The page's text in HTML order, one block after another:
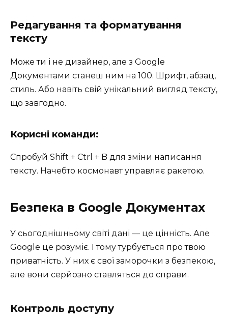
Редагування та форматування
тексту
Може ти і не дизайнер, але з Google
Документами станеш ним на 100. Шрифт, абзац,
стиль. Або навіть свій унікальний вигляд тексту,
що завгодно.
Корисні команди:
Спробуй Shift + Ctrl + B для зміни написання
тексту. Начебто космонавт управляє ракетою.
Безпека в Google Документах
У сьогоднішньому світі дані — це цінність. Але
Google це розуміє. І тому турбується про твою
приватність. У них є свої заморочки з безпекою,
але вони серйозно ставляться до справи.
Контроль доступу